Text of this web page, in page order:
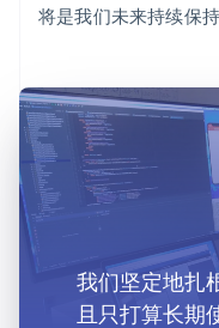
将是我们未来持续保持
我们坚定地扎
且只打算长期